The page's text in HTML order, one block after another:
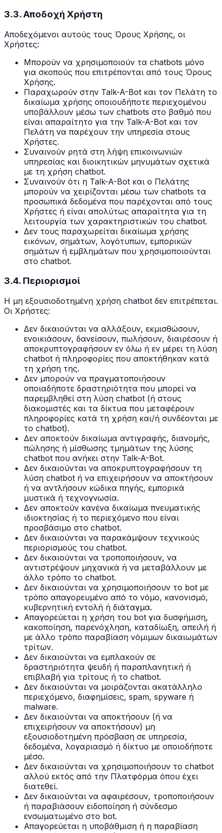
3.3. Αποδοχή Χρήστη
Αποδεχόμενοι αυτούς τους Όρους Χρήσης, οι
Χρήστες:
Μπορούν να χρησιμοποιούν τα chatbots μόνο
για σκοπούς που επιτρέπονται από τους Όρους
Χρήσης.
Παραχωρούν στην Talk-A-Bot και τον Πελάτη το
δικαίωμα χρήσης οποιουδήποτε περιεχομένου
υποβάλλουν μέσω των chatbots στο βαθμό που
είναι απαραίτητο για την Talk-A-Bot και τον
Πελάτη να παρέχουν την υπηρεσία στους
Χρήστες.
Συναινούν ρητά στη λήψη επικοινωνιών
υπηρεσίας και διοικητικών μηνυμάτων σχετικά
με τη χρήση chatbot.
Συναινούν ότι η Talk-A-Bot και ο Πελάτης
μπορούν να χειρίζονται μέσω των chatbots τα
προσωπικά δεδομένα που παρέχονται από τους
Χρήστες ή είναι απολύτως απαραίτητα για τη
λειτουργία των χαρακτηριστικών του chatbot.
Δεν τους παραχωρείται δικαίωμα χρήσης
εικόνων, σημάτων, λογότυπων, εμπορικών
σημάτων ή εμβλημάτων που χρησιμοποιούνται
στο chatbot.
3.4. Περιορισμοί
Η μη εξουσιοδοτημένη χρήση chatbot δεν επιτρέπεται.
Οι Χρήστες:
Δεν δικαιούνται να αλλάξουν, εκμισθώσουν,
ενοικιάσουν, δανείσουν, πωλήσουν, διαιρέσουν ή
αποκρυπτογραφήσουν εν όλω ή εν μέρει τη λύση
chatbot ή πληροφορίες που αποκτήθηκαν κατά
τη χρήση της.
Δεν μπορούν να πραγματοποιήσουν
οποιαδήποτε δραστηριότητα που μπορεί να
παρεμβληθεί στη λύση chatbot (ή στους
διακομιστές και τα δίκτυα που μεταφέρουν
πληροφορίες κατά τη χρήση και/ή συνδέονται με
το chatbot).
Δεν αποκτούν δικαίωμα αντιγραφής, διανομής,
πώλησης ή μίσθωσης τμημάτων της λύσης
chatbot που ανήκει στην Talk-A-Bot.
Δεν δικαιούνται να αποκρυπτογραφήσουν τη
λύση chatbot ή να επιχειρήσουν να αποκτήσουν
ή να αντλήσουν κώδικα πηγής, εμπορικά
μυστικά ή τεχνογνωσία.
Δεν αποκτούν κανένα δικαίωμα πνευματικής
ιδιοκτησίας ή το περιεχόμενο που είναι
προσβάσιμο στο chatbot.
Δεν δικαιούνται να παρακάμψουν τεχνικούς
περιορισμούς του chatbot.
Δεν δικαιούνται να τροποποιήσουν, να
αντιστρέψουν μηχανικά ή να μεταβάλλουν με
άλλο τρόπο το chatbot.
Δεν δικαιούνται να χρησιμοποιήσουν το bot με
τρόπο απαγορευμένο από το νόμο, κανονισμό,
κυβερνητική εντολή ή διάταγμα.
Απαγορεύεται η χρήση του bot για δυσφήμιση,
κακοποίηση, παρενόχληση, καταδίωξη, απειλή ή
με άλλο τρόπο παραβίαση νόμιμων δικαιωμάτων
τρίτων.
Δεν δικαιούνται να εμπλακούν σε
δραστηριότητα ψευδή ή παραπλανητική ή
επιβλαβή για τρίτους ή το chatbot.
Δεν δικαιούνται να μοιράζονται ακατάλληλο
περιεχόμενο, διαφημίσεις, spam, spyware ή
malware.
Δεν δικαιούνται να αποκτήσουν (ή να
επιχειρήσουν να αποκτήσουν) μη
εξουσιοδοτημένη πρόσβαση σε υπηρεσία,
δεδομένα, λογαριασμό ή δίκτυο με οποιοδήποτε
μέσο.
Δεν δικαιούνται να χρησιμοποιήσουν το chatbot
αλλού εκτός από την Πλατφόρμα όπου έχει
διατεθεί.
Δεν δικαιούνται να αφαιρέσουν, τροποποιήσουν
ή παραβιάσουν ειδοποίηση ή σύνδεσμο
ενσωματωμένο στο bot.
Απαγορεύεται η υποβάθμιση ή η παραβίαση